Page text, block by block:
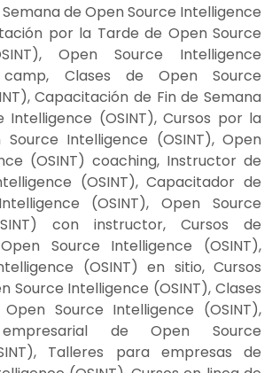
Semana de Open Source Intelligence
por la Tarde de Open Source
Open Source Intelligence
Clases de Open Source
Capacitación de Fin de Semana
Intelligence (OSINT), Cursos por la
Intelligence (OSINT), Open
(OSINT) coaching, Instructor de
(OSINT), Capacitador de
(OSINT), Open Source
con instructor, Cursos de
Source Intelligence (OSINT),
(OSINT) en sitio, Cursos
Source Intelligence (OSINT), Clases
Source Intelligence (OSINT),
empresarial de Open Source
Talleres para empresas de